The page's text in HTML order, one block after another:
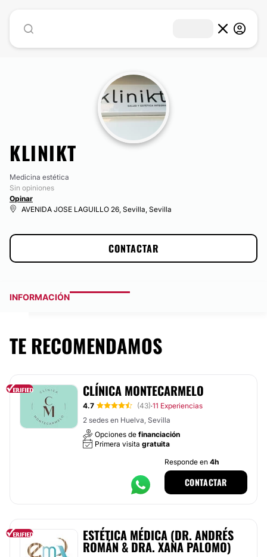
KLINIKT
Medicina estética
Sin opiniones
Opinar
AVENIDA JOSE LAGUILLO 26, Sevilla, Sevilla
CONTACTAR
INFORMACIÓN
TE RECOMENDAMOS
CLÍNICA MONTECARMELO
4.7 (43)·11 Experiencias
2 sedes en Huelva, Sevilla
Opciones de financiación
Primera visita gratuita
Responde en 4h
CONTACTAR
ESTÉTICA MÉDICA (DR. ANDRÉS
ROMÁN & DRA. XANA PALOMO)